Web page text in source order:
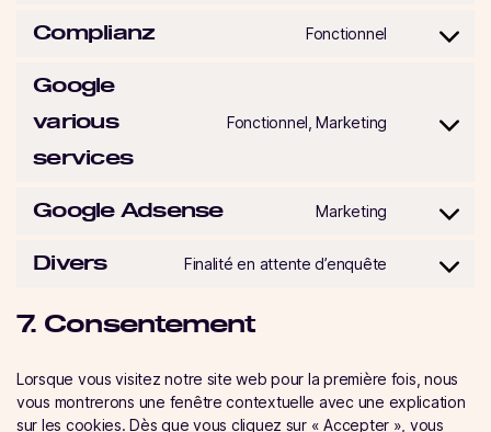
service
Complianz Fonctionnel
Consent
Google
various
services
Fonctionnel, Marketing
Consent
various-
Google Adsense Marketing
Consent
service
Divers Finalité en attente d’enquête
Consent
7. Consentement
Lorsque vous visitez notre site web pour la première fois, nous
vous montrerons une fenêtre contextuelle avec une explication
sur les cookies. Dès que vous cliquez sur « Accepter », vous